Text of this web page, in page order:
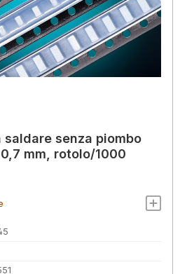
saldare senza piombo
mm, rotolo/1000